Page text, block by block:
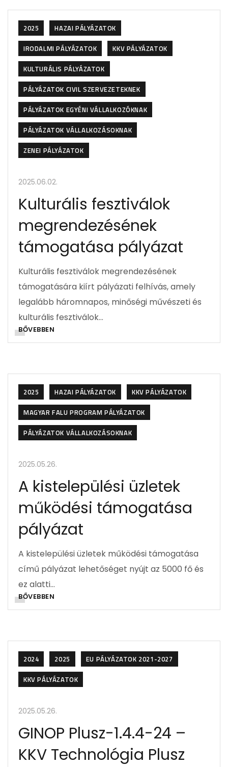
2025
HAZAI PÁLYÁZATOK
IRODALMI PÁLYÁZATOK
KKV PÁLYÁZATOK
KULTURÁLIS PÁLYÁZATOK
PÁLYÁZATOK CIVIL SZERVEZETEKNEK
PÁLYÁZATOK EGYÉNI VÁLLALKOZÓKNAK
PÁLYÁZATOK VÁLLALKOZÁSOKNAK
ZENEI PÁLYÁZATOK
2025.06.02.
Kulturális fesztiválok
megrendezésének
támogatása pályázat
Kulturális fesztiválok megrendezésének
támogatására kiírt pályázati felhívás, amely
legalább háromnapos, minőségi művészeti és
kulturális fesztiválok…
BŐVEBBEN
2025 HAZAI PÁLYÁZATOK
KKV PÁLYÁZATOK
MAGYAR FALU PROGRAM PÁLYÁZATOK
PÁLYÁZATOK VÁLLALKOZÁSOKNAK
2025.05.26.
A kistelepülési üzletek
működési támogatása
pályázat
A kistelepülési üzletek működési támogatása
című pályázat lehetőséget nyújt az 5000 fő és
ez alatti…
BŐVEBBEN
2024 2025
EU PÁLYÁZATOK 2021-2027
KKV PÁLYÁZATOK
2025.05.26.
GINOP Plusz-1.4.4-24 –
KKV Technológia Plusz